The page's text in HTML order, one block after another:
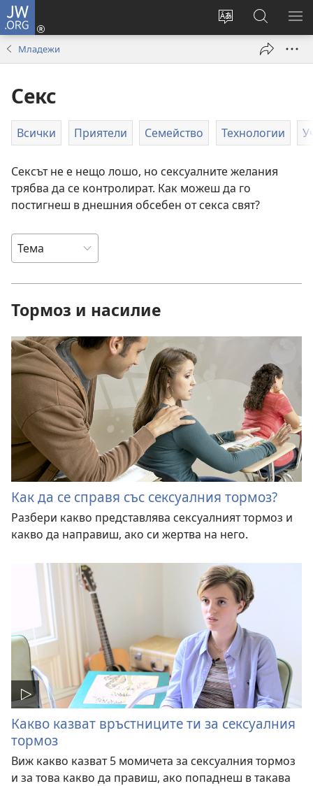
JW.ORG
Смени
Влез
(отваря
прозорец)
Търсене
в
JW.ORG
Младежи
Секс
Всички Приятели Семейство Технологии
Сексът не е нещо лошо, но сексуалните желания
трябва да се контролират. Как можеш да го
постигнеш в днешния обсебен от секса свят?
Тормоз и насилие
Как да се справя със сексуалния тормоз?
Разбери какво представлява сексуалният тормоз и
какво да направиш, ако си жертва на него.
Какво казват връстниците ти за сексуалния
тормоз
Виж какво казват 5 момичета за сексуалния тормоз
и за това какво да правиш, ако попаднеш в такава